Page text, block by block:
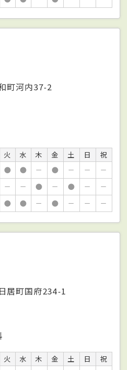
町河内37-2
火 水 木 金 土 日
祝
● ● － ● － －
－
－ － ● － ● －
－
● ● － ● － － －
居町国府234-1
火 水 木 金 土 日
祝